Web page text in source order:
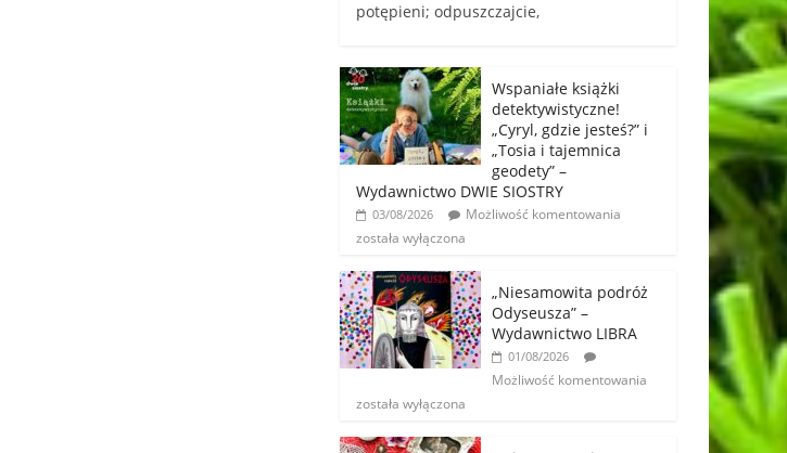
potępieni; odpuszczajcie,
Wspaniałe książki
detektywistyczne!
„Cyryl, gdzie jesteś?” i
„Tosia i tajemnica
geodety” –
Wydawnictwo DWIE SIOSTRY
03/08/2026
Możliwość komentowania
została wyłączona
„Niesamowita podróż
Odyseusza” –
Wydawnictwo LIBRA
01/08/2026
Możliwość komentowania
została wyłączona